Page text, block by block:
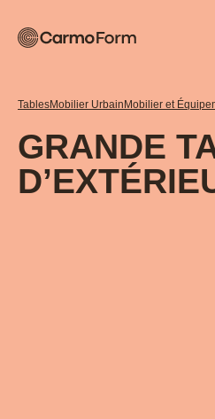
TablesMobilier Urbain Mobilier et
GRANDE